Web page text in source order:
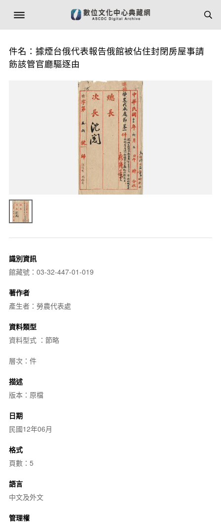
件名：據煙台俄代表報告俄館被佔住封閉房屋事請
飭該管官廳驅逐由
識別資訊
館藏號：03-32-447-01-019
著作者
產生者：勞農代表處
資料類型
資料型式 ：節略
層次：件
描述
版本：原檔
日期
民國12年06月
格式
頁數：5
語言
中文及外文
管理權